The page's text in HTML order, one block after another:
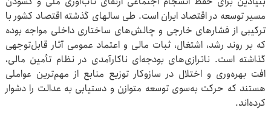
مسیر توسعه در اقتصاد ایران است. طی سالهای گذشته اقتصاد کشور با
ترکیبی از فشارهای خارجی و چالش‌های ساختاری داخلی مواجه بوده
که بر روند رشد، اشتغال، ثبات مالی و اعتماد عمومی آثار قابل‌توجهی
گذاشته است. ناترازی‌های بودجه‌ای ناکارآمدی در نظام تأمین مالی،
افت بهره‌وری و اختلال در سازوکار توزیع منابع از مهم‌ترین عواملی
هستند که حرکت به‌سوی توسعه متوازن و دستیابی به عدالت را دشوار
کرده‌اند.